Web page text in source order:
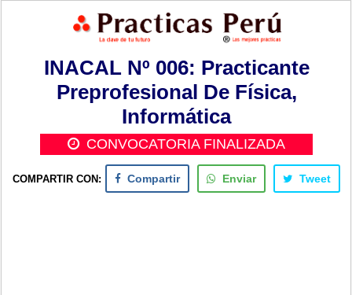
INACAL Nº 006: Practicante
Preprofesional De Física,
Informática
CONVOCATORIA FINALIZADA
COMPARTIR CON: Compartir Enviar Tweet